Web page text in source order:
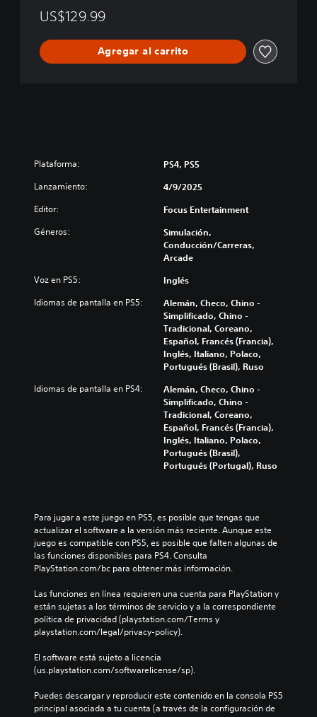
US$129.99
Agregar al carrito
Plataforma: PS4, PS5
Lanzamiento: 4/9/2025
Editor: Focus Entertainment
Géneros:
Simulación,
Conducción/Carreras,
Arcade
Voz en PS5: Inglés
Idiomas de pantalla en PS5:
Alemán, Checo, Chino -
Simplificado, Chino -
Tradicional, Coreano,
Español, Francés (Francia),
Inglés, Italiano, Polaco,
Portugués (Brasil), Ruso
Idiomas de pantalla en PS4:
Alemán, Checo, Chino -
Simplificado, Chino -
Tradicional, Coreano,
Español, Francés (Francia),
Inglés, Italiano, Polaco,
Portugués (Brasil),
Portugués (Portugal), Ruso
Para jugar a este juego en PS5, es posible que tengas que
actualizar el software a la versión más reciente. Aunque este
juego es compatible con PS5, es posible que falten algunas de
las funciones disponibles para PS4. Consulta
PlayStation.com/bc para obtener más información.
Las funciones en línea requieren una cuenta para PlayStation y
están sujetas a los términos de servicio y a la correspondiente
política de privacidad (playstation.com/Terms y
playstation.com/legal/privacy-policy).
El software está sujeto a licencia
(us.playstation.com/softwarelicense/sp).
Puedes descargar y reproducir este contenido en la consola PS5
principal asociada a tu cuenta (a través de la configuración de